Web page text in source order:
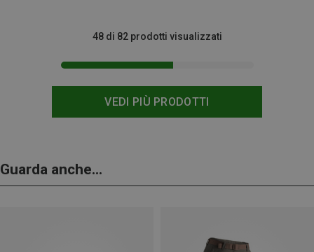
VEDI PIÙ PRODOTTI
48 di 82 prodotti visualizzati
Guarda anche...